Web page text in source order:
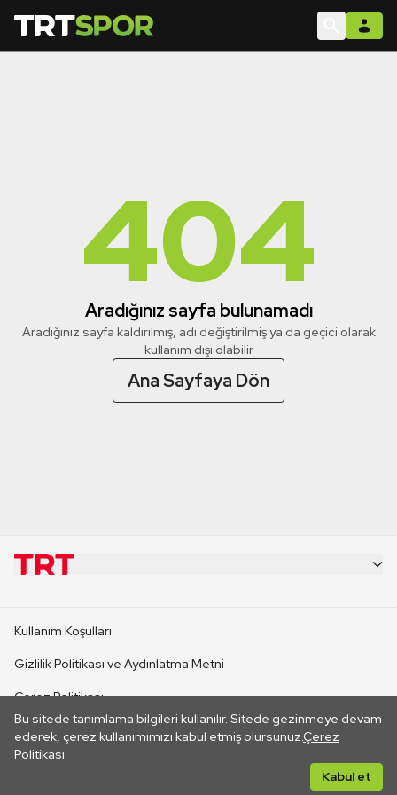
404
Aradığınız sayfa bulunamadı
Aradığınız sayfa kaldırılmış, adı değiştirilmiş ya da geçici olarak
kullanım dışı olabilir
Ana Sayfaya Dön
Bu sitede tanımlama bilgileri kullanılır. Sitede gezinmeye devam
ederek, çerez kullanımımızı kabul etmiş olursunuz.Çerez
Politikası
Kabul et
CANLI YAYINLAR
Kullanım Koşulları
Gizlilik Politikası ve Aydınlatma Metni
Çerez Politikası
İletişim
Her hakkı saklıdır. ©2026 TRT. Bağlantı yoluyla gidilen dış